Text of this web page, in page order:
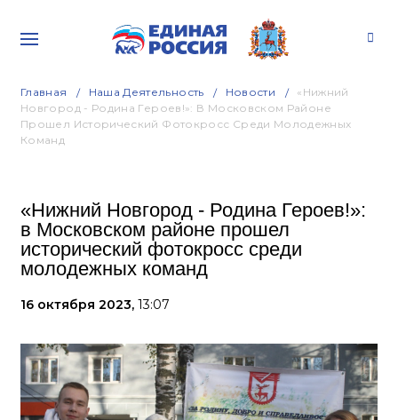
Главная Наша Деятельность Новости
«Нижний
Новгород - Родина Героев!»: В Московском Районе
Прошел Исторический Фотокросс Среди Молодежных
Команд
«Нижний Новгород - Родина Героев!»:
в Московском районе прошел
исторический фотокросс среди
молодежных команд
16 октября 2023, 13:07